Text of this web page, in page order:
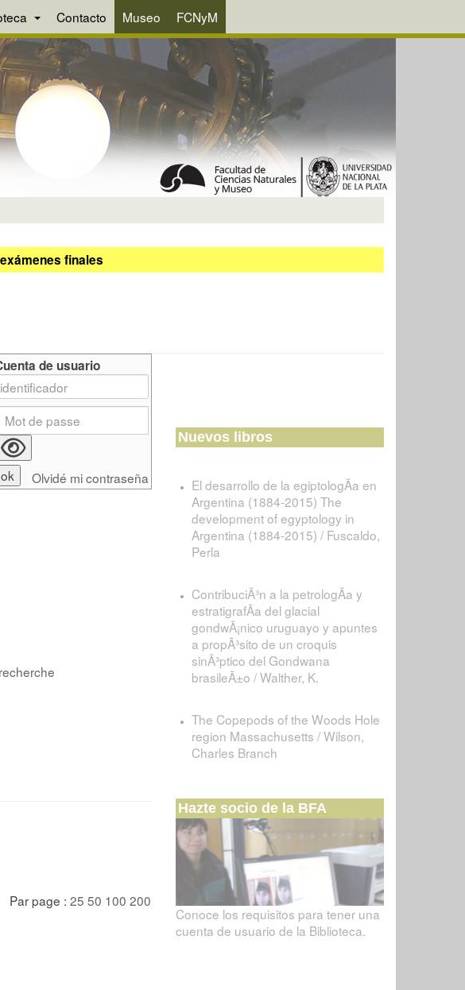
Contacto Museo FCNyM
finales
Par page : 25 50 100 200
de usuario
Olvidé mi contraseña
Nuevos libros
El desarrollo de la egiptologÃ­a en
Argentina (1884-2015) The
development of egyptology in
Argentina (1884-2015) / Fuscaldo,
Perla
ContribuciÃ³n a la petrologÃ­a y
estratigrafÃ­a del glacial
gondwÃ¡nico uruguayo y apuntes
a propÃ³sito de un croquis
sinÃ³ptico del Gondwana
brasileÃ±o / Walther, K.
The Copepods of the Woods Hole
region Massachusetts / Wilson,
Charles Branch
Hazte socio de la BFA
Conoce los requisitos para tener una
cuenta de usuario de la Biblioteca.